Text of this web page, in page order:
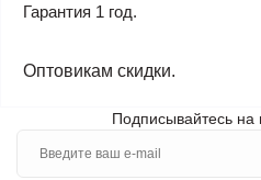
Гарантия 1 год.
Оптовикам скидки.
Подписывайтесь на